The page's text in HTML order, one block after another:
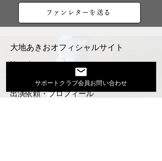
ファンレターを送る
大地あきおオフィシャルサイト
Youtube
出演依頼・プロフィール
サポートクラブ会員お問い合わせ